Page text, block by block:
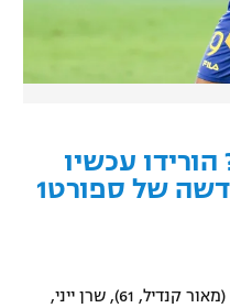
הורידו עכשיו
של ספורט1
דניאל טננבאום, בן ביטון (מאור קנדיל, 61), שרן ייני,